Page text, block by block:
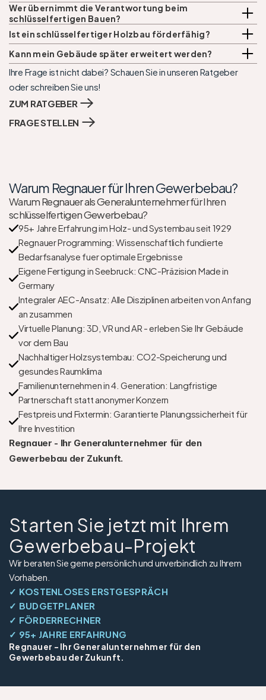
Wer übernimmt die Verantwortung beim
schlüsselfertigen Bauen?
Ist ein schlüsselfertiger Holzbau förderfähig?
Kann mein Gebäude später erweitert werden?
Ihre Frage ist nicht dabei? Schauen Sie in unseren Ratgeber
oder schreiben Sie uns!
ZUM RATGEBER
FRAGE STELLEN
Warum Regnauer für Ihren Gewerbebau?
Warum Regnauer als Generalunternehmer für Ihren
schlüsselfertigen Gewerbebau?
95+ Jahre Erfahrung im Holz- und Systembau seit 1929
Regnauer Programming: Wissenschaftlich fundierte
Bedarfsanalyse fuer optimale Ergebnisse
Eigene Fertigung in Seebruck: CNC-Präzision Made in
Germany
Integraler AEC-Ansatz: Alle Disziplinen arbeiten von Anfang
an zusammen
Virtuelle Planung: 3D, VR und AR - erleben Sie Ihr Gebäude
vor dem Bau
Nachhaltiger Holzsystembau: CO2-Speicherung und
gesundes Raumklima
Familienunternehmen in 4. Generation: Langfristige
Partnerschaft statt anonymer Konzern
Festpreis und Fixtermin: Garantierte Planungssicherheit für
Ihre Investition
Regnauer - Ihr Generalunternehmer für den
Gewerbebau der Zukunft.
Starten Sie jetzt mit Ihrem
Gewerbebau-Projekt
Wir beraten Sie gerne persönlich und unverbindlich zu Ihrem
Vorhaben.
✓ KOSTENLOSES ERSTGESPRÄCH
✓ BUDGETPLANER
✓ FÖRDERRECHNER
✓ 95+ JAHRE ERFAHRUNG
Regnauer - Ihr Generalunternehmer für den
Gewerbebau der Zukunft.